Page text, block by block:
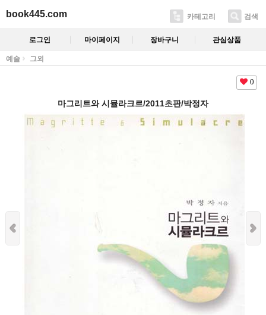
book445.com 카테고리 검색
로그인 마이페이지 장바구니 관심상품
예술 그외
0
마그리트와 시뮬라크르/2011초판/박정자